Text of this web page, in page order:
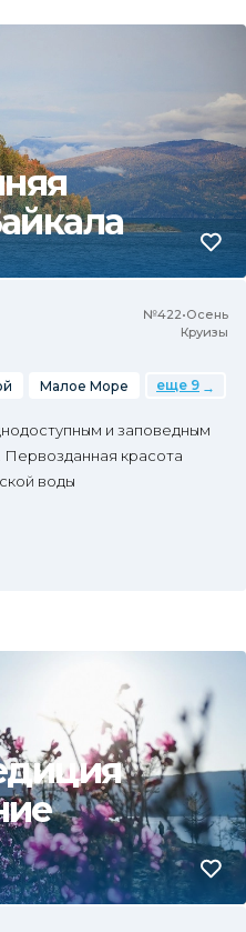
№422•Осень
Круизы
Малое Море еще 9
и заповедным
красота
воды